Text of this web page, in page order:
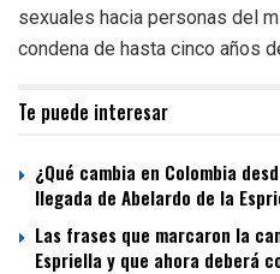
sexuales hacia personas del
condena de hasta cinco años
Te puede interesar
¿Qué cambia en Colombia
llegada de Abelardo de la
Las frases que marcaron la
Espriella y que ahora deberá